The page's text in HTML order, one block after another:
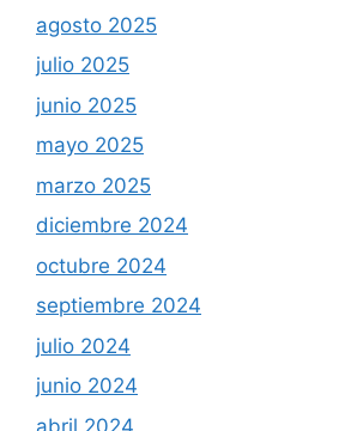
agosto 2025
julio 2025
junio 2025
mayo 2025
marzo 2025
diciembre 2024
octubre 2024
septiembre 2024
julio 2024
junio 2024
abril 2024